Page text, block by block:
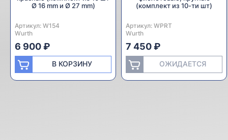
Ø 16 mm и Ø 27 mm)
Артикул: W154
Производитель:
Wurth
6 900 ₽
В КОРЗИНУ
(комплект из 10-ти шт)
Артикул: WPRT
Производитель:
Wurth
7 450 ₽
ОЖИДАЕТСЯ